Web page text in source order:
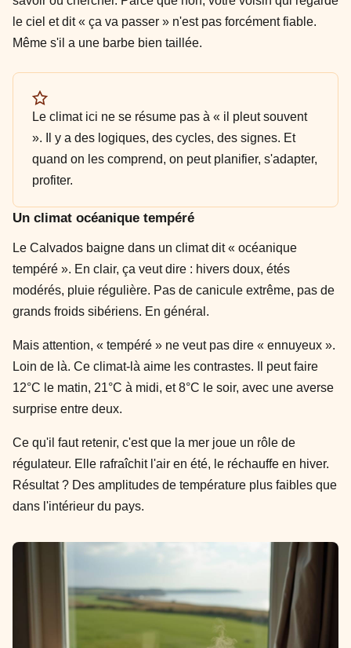
le ciel et dit « ça va passer » n'est pas forcément fiable.
Même s'il a une barbe bien taillée.
Le climat ici ne se résume pas à « il pleut souvent
». Il y a des logiques, des cycles, des signes. Et
quand on les comprend, on peut planifier, s'adapter,
profiter.
Un climat océanique tempéré
Le Calvados baigne dans un climat dit « océanique
tempéré ». En clair, ça veut dire : hivers doux, étés
modérés, pluie régulière. Pas de canicule extrême, pas de
grands froids sibériens. En général.
Mais attention, « tempéré » ne veut pas dire « ennuyeux ».
Loin de là. Ce climat-là aime les contrastes. Il peut faire
12°C le matin, 21°C à midi, et 8°C le soir, avec une averse
surprise entre deux.
Ce qu'il faut retenir, c'est que la mer joue un rôle de
régulateur. Elle rafraîchit l'air en été, le réchauffe en hiver.
Résultat ? Des amplitudes de température plus faibles que
dans l'intérieur du pays.